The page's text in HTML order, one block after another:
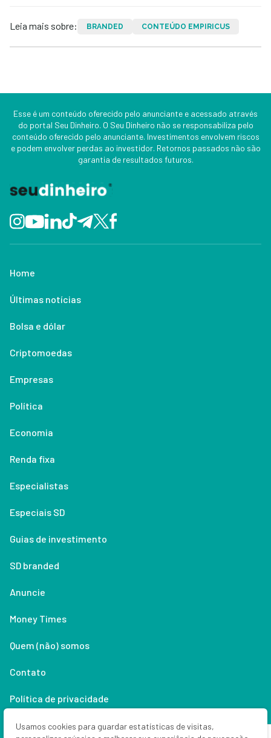
Leia mais sobre: BRANDED CONTEÚDO EMPIRICUS
Esse é um conteúdo oferecido pelo anunciante e acessado através
do portal Seu Dinheiro. O Seu Dinheiro não se responsabiliza pelo
conteúdo oferecido pelo anunciante. Investimentos envolvem riscos
e podem envolver perdas ao investidor. Retornos passados não são
garantia de resultados futuros.
Home
Últimas notícias
Bolsa e dólar
Criptomoedas
Empresas
Política
Economia
Renda fixa
Especialistas
Especiais SD
Guias de investimento
SD branded
Anuncie
Money Times
Quem (não) somos
Contato
Política de privacidade
Lifestyle
Usamos cookies para guardar estatísticas de visitas,